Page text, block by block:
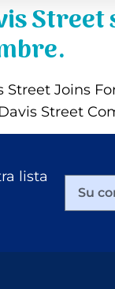
Street
Street Joins
Davis Street
lista